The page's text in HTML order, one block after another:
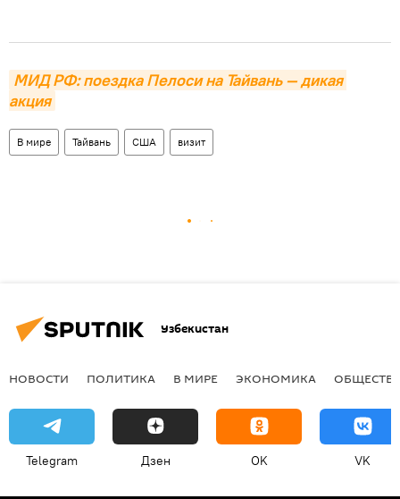
МИД РФ: поездка Пелоси на Тайвань — дикая
акция
В мире Тайвань США визит
Узбекистан
НОВОСТИ ПОЛИТИКА В МИРЕ ЭКОНОМИКА
Telegram Дзен OK VK